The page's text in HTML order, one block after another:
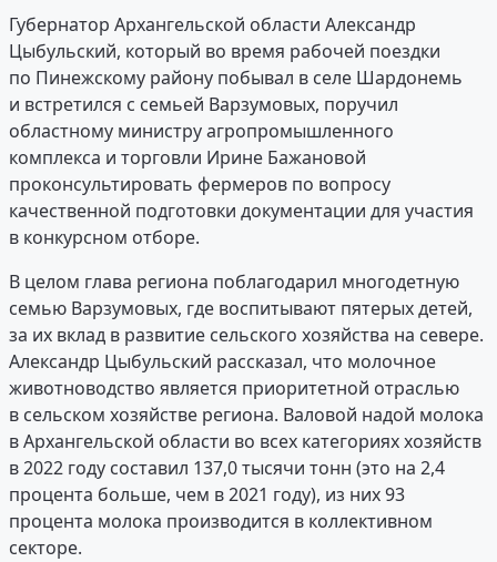
Губернатор Архангельской области Александр
Цыбульский, который во время рабочей поездки
по Пинежскому району побывал в селе Шардонемь
и встретился с семьей Варзумовых, поручил
областному министру агропромышленного
комплекса и торговли Ирине Бажановой
проконсультировать фермеров по вопросу
качественной подготовки документации для участия
в конкурсном отборе.
В целом глава региона поблагодарил многодетную
семью Варзумовых, где воспитывают пятерых детей,
за их вклад в развитие сельского хозяйства на севере.
Александр Цыбульский рассказал, что молочное
животноводство является приоритетной отраслью
в сельском хозяйстве региона. Валовой надой молока
в Архангельской области во всех категориях хозяйств
в 2022 году составил 137,0 тысячи тонн (это на 2,4
процента больше, чем в 2021 году), из них 93
процента молока производится в коллективном
секторе.